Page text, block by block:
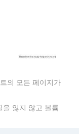
의 모든 페이지가
을 잃지 않고 볼륨